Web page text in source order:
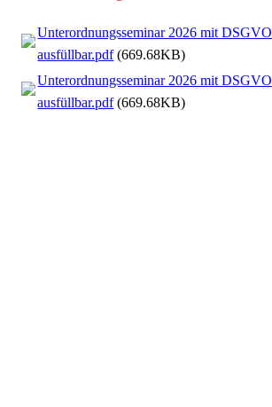
Unterordnungsseminar 2026 mit DSGVO
ausfüllbar.pdf(669.68KB)
Unterordnungsseminar 2026 mit DSGVO
ausfüllbar.pdf(669.68KB)